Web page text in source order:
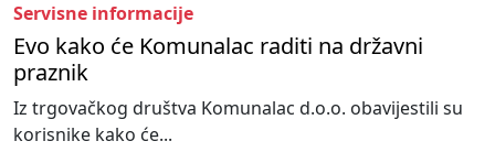
Servisne informacije
Evo kako će Komunalac raditi na državni
praznik
Iz trgovačkog društva Komunalac d.o.o. obavijestili su
korisnike kako će...